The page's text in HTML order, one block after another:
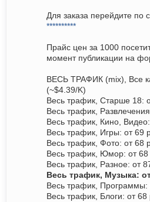
Для заказа перейдите по
**********
Прайс цен за 1000
момент публикации на
ВЕСЬ ТРАФИК (mix), Все
(~$4.39/K)
Весь трафик, Старше 18:
Весь трафик,
Весь трафик, Кино,
Весь трафик, Игры: от 69
Весь трафик, Фото: от 68
Весь трафик, Юмор: от 68
Весь трафик, Разное: от
Весь трафик, Музыка:
Весь трафик, Программы:
Весь трафик, Блоги: от 68